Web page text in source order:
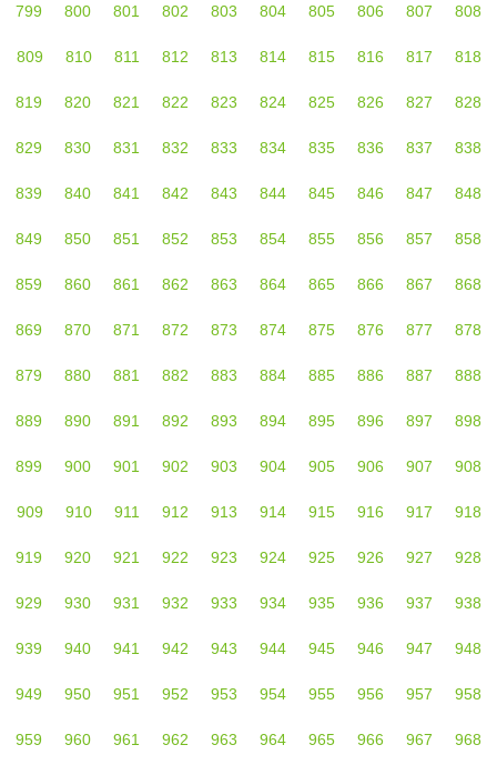
799 800 801 802 803 804 805 806 807 808
809 810 811 812 813 814 815 816 817 818
819 820 821 822 823 824 825 826 827 828
829 830 831 832 833 834 835 836 837 838
839 840 841 842 843 844 845 846 847 848
849 850 851 852 853 854 855 856 857 858
859 860 861 862 863 864 865 866 867 868
869 870 871 872 873 874 875 876 877 878
879 880 881 882 883 884 885 886 887 888
889 890 891 892 893 894 895 896 897 898
899 900 901 902 903 904 905 906 907 908
909 910 911 912 913 914 915 916 917 918
919 920 921 922 923 924 925 926 927 928
929 930 931 932 933 934 935 936 937 938
939 940 941 942 943 944 945 946 947 948
949 950 951 952 953 954 955 956 957 958
959 960 961 962 963 964 965 966 967 968